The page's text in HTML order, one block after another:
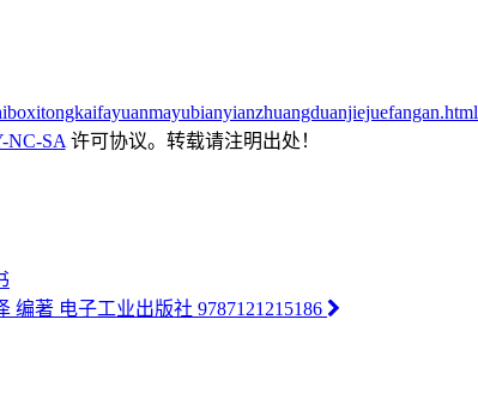
NC-SA 许可协议。转载请注明出处！
著 电子工业出版社 9787121215186